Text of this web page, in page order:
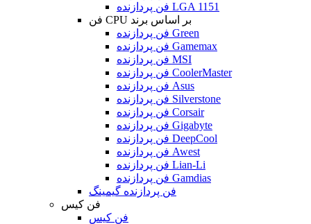
فن پردازنده LGA 1151
فن CPU بر اساس برند
فن پردازنده Green
فن پردازنده Gamemax
فن پردازنده MSI
فن پردازنده CoolerMaster
فن پردازنده Asus
فن پردازنده Silverstone
فن پردازنده Corsair
فن پردازنده Gigabyte
فن پردازنده DeepCool
فن پردازنده Awest
فن پردازنده Lian-Li
فن پردازنده Gamdias
فن پردازنده گیمینگ
فن کیس
فن کیس